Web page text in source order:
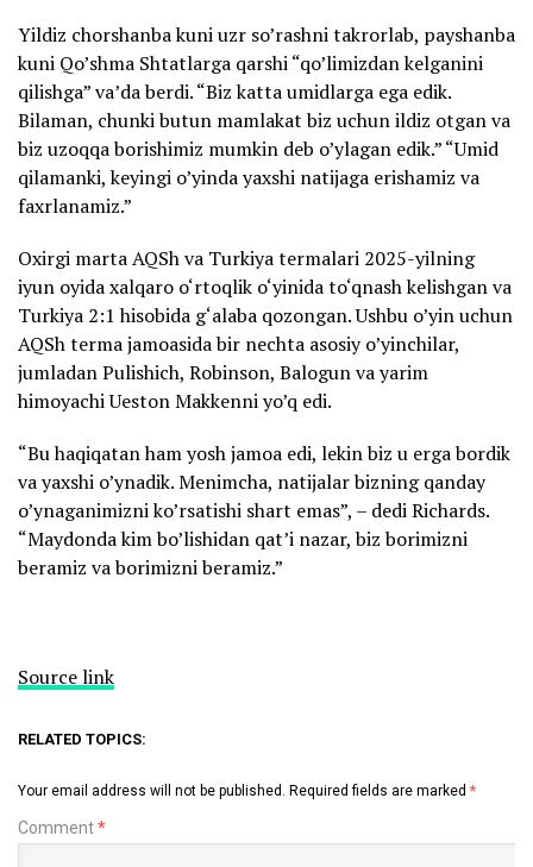
Yildiz chorshanba kuni uzr so’rashni takrorlab, payshanba
kuni Qo’shma Shtatlarga qarshi “qo’limizdan kelganini
qilishga” va’da berdi. “Biz katta umidlarga ega edik.
Bilaman, chunki butun mamlakat biz uchun ildiz otgan va
biz uzoqqa borishimiz mumkin deb o’ylagan edik.” “Umid
qilamanki, keyingi o’yinda yaxshi natijaga erishamiz va
faxrlanamiz.”
Oxirgi marta AQSh va Turkiya termalari 2025-yilning
iyun oyida xalqaro o‘rtoqlik o‘yinida to‘qnash kelishgan va
Turkiya 2:1 hisobida g‘alaba qozongan. Ushbu o’yin uchun
AQSh terma jamoasida bir nechta asosiy o’yinchilar,
jumladan Pulishich, Robinson, Balogun va yarim
himoyachi Ueston Makkenni yo’q edi.
“Bu haqiqatan ham yosh jamoa edi, lekin biz u erga bordik
va yaxshi o’ynadik. Menimcha, natijalar bizning qanday
o’ynaganimizni ko’rsatishi shart emas”, – dedi Richards.
“Maydonda kim bo’lishidan qat’i nazar, biz borimizni
beramiz va borimizni beramiz.”
Source link
RELATED TOPICS:
Your email address will not be published. Required fields are marked *
Comment*